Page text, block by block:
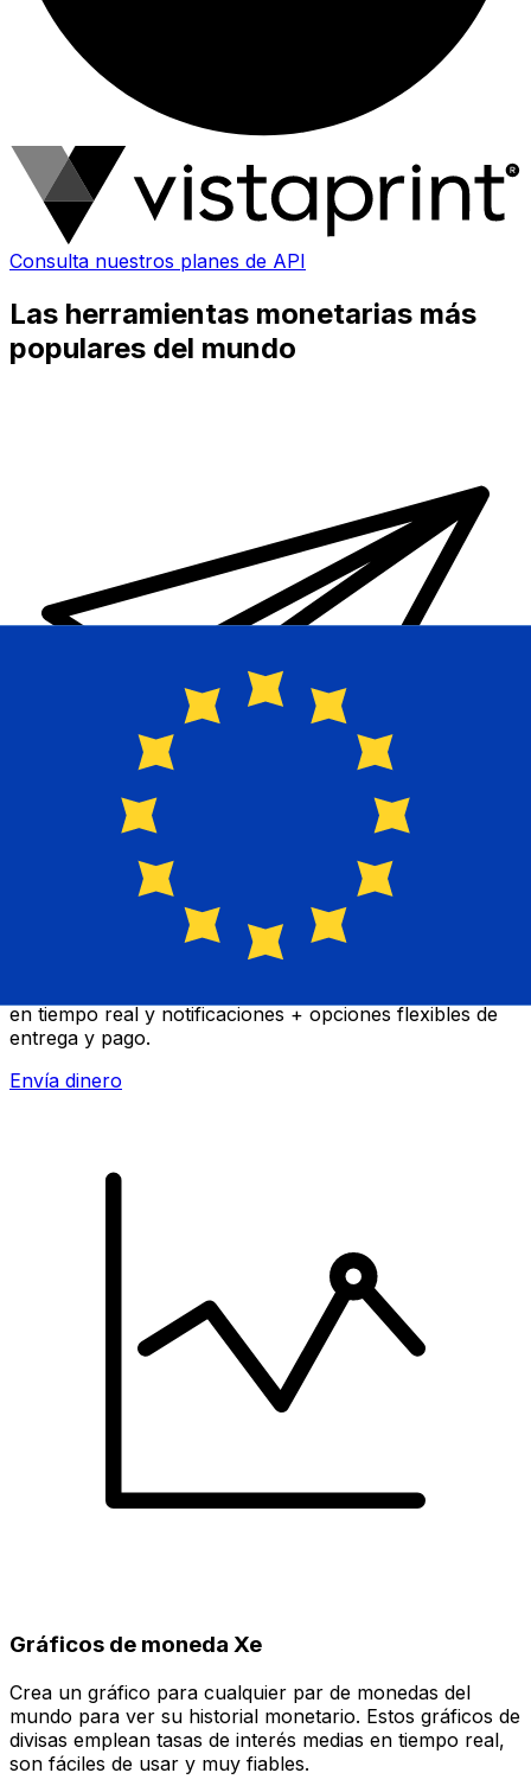
Consulta nuestros planes de API
Las herramientas monetarias más
populares del mundo
Transferencia Internacional de Dinero Xe
en tiempo real y notificaciones + opciones flexibles de
entrega y pago.
Envía dinero
Gráficos de moneda Xe
Crea un gráfico para cualquier par de monedas del
mundo para ver su historial monetario. Estos gráficos de
divisas emplean tasas de interés medias en tiempo real,
son fáciles de usar y muy fiables.